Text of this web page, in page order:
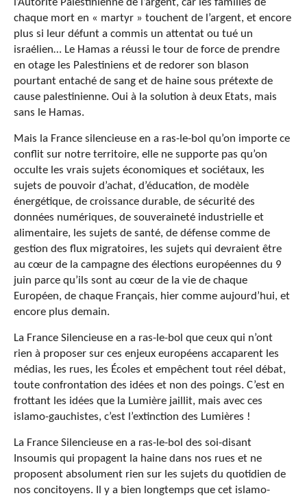
chaque mort en « martyr » touchent de l’argent, et encore
plus si leur défunt a commis un attentat ou tué un
israélien… Le Hamas a réussi le tour de force de prendre
en otage les Palestiniens et de redorer son blason
pourtant entaché de sang et de haine sous prétexte de
cause palestinienne. Oui à la solution à deux Etats, mais
sans le Hamas.
Mais la France silencieuse en a ras-le-bol qu’on importe ce
conflit sur notre territoire, elle ne supporte pas qu’on
occulte les vrais sujets économiques et sociétaux, les
sujets de pouvoir d’achat, d’éducation, de modèle
énergétique, de croissance durable, de sécurité des
données numériques, de souveraineté industrielle et
alimentaire, les sujets de santé, de défense comme de
gestion des flux migratoires, les sujets qui devraient être
au cœur de la campagne des élections européennes du 9
juin parce qu’ils sont au cœur de la vie de chaque
Européen, de chaque Français, hier comme aujourd’hui, et
encore plus demain.
La France Silencieuse en a ras-le-bol que ceux qui n’ont
rien à proposer sur ces enjeux européens accaparent les
médias, les rues, les Écoles et empêchent tout réel débat,
toute confrontation des idées et non des poings. C’est en
frottant les idées que la Lumière jaillit, mais avec ces
islamo-gauchistes, c’est l’extinction des Lumières !
La France Silencieuse en a ras-le-bol des soi-disant
Insoumis qui propagent la haine dans nos rues et ne
proposent absolument rien sur les sujets du quotidien de
nos concitoyens. Il y a bien longtemps que cet islamo-